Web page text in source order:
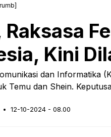
Raksasa
Kini
dan Informatika
Temu dan Shein.
12-10-2024 - 08.00